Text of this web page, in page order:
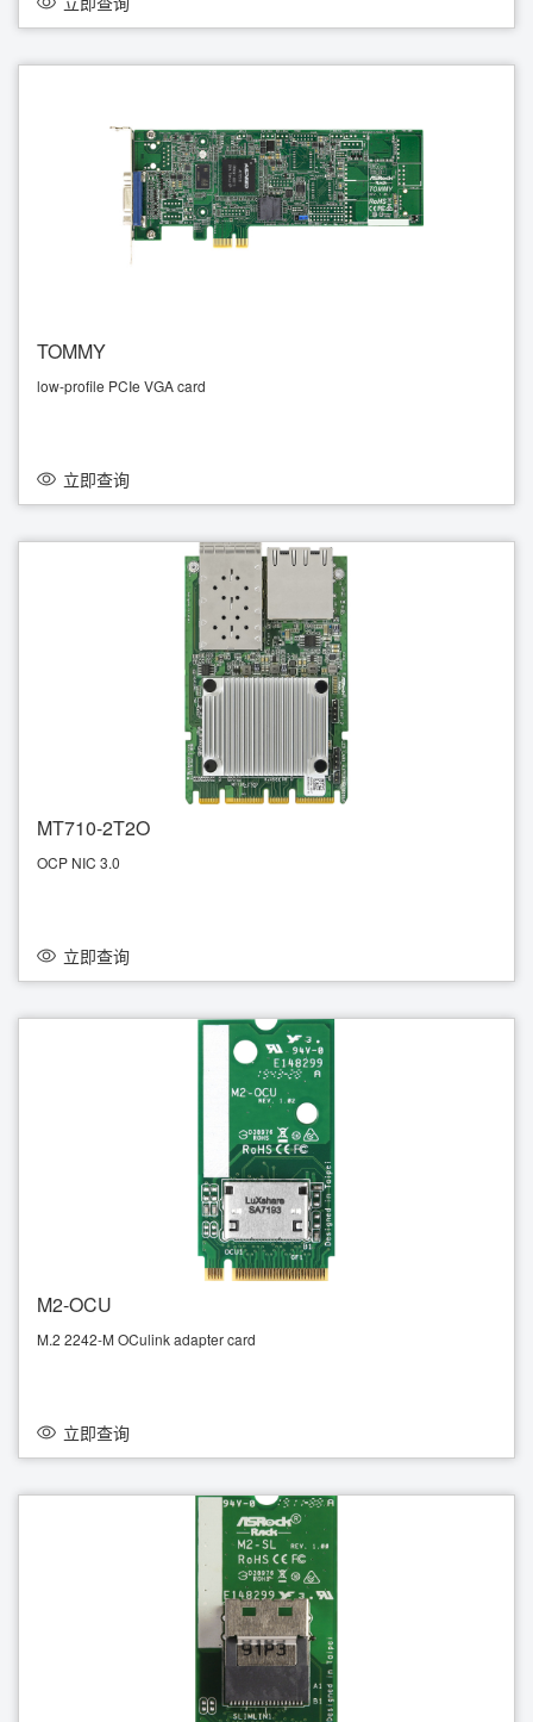
TOMMY
low-profile PCIe VGA card
立即查询
MT710-2T2O
OCP NIC 3.0
立即查询
M2-OCU
M.2 2242-M OCulink adapter card
立即查询